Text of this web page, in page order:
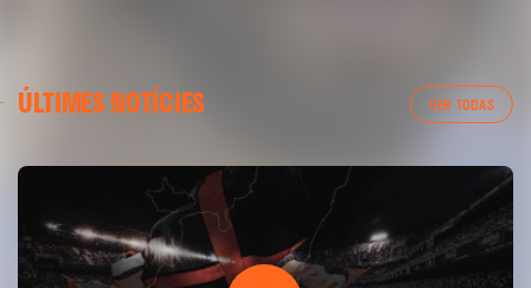
ÚLTIMES NOTÍCIES VER TODAS